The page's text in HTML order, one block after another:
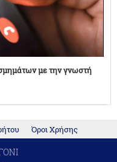
με την γνωστή
Όροι Χρήσης